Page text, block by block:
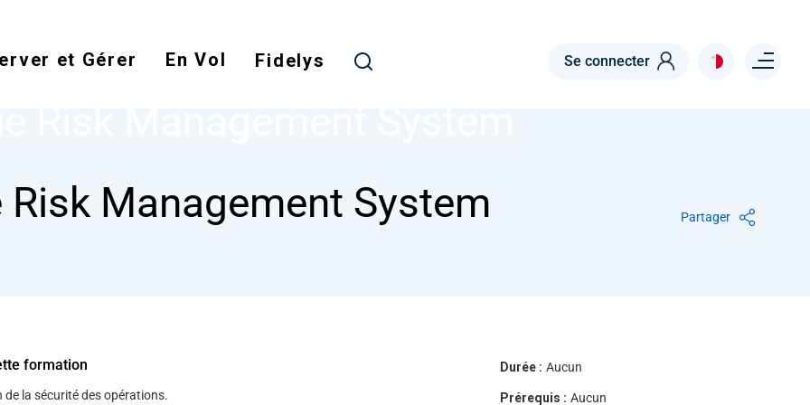
main
et Gérer En Vol Fidelys Se connecter Menu right
NODE FATIGUE RISK MANAGEMENT SYSTEM
Risk Management System Partager
formation
de la sécurité des opérations.
Durée : Aucun
Prérequis : Aucun